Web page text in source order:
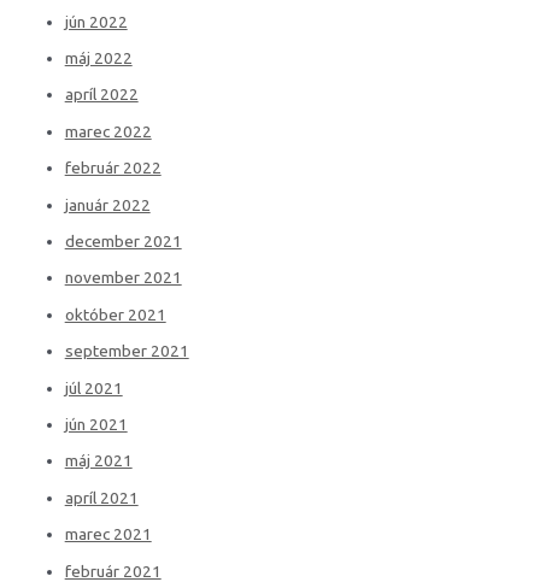
jún 2022
máj 2022
apríl 2022
marec 2022
február 2022
január 2022
december 2021
november 2021
október 2021
september 2021
júl 2021
jún 2021
máj 2021
apríl 2021
marec 2021
február 2021